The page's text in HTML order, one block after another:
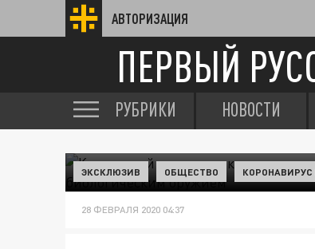
АВТОРИЗАЦИЯ
ПЕРВЫЙ
РУБРИКИ НОВОСТИ
ЭКСКЛЮЗИВ ОБЩЕСТВО КОРОНАВИРУС
28 ФЕВРАЛЯ 2020 04:37